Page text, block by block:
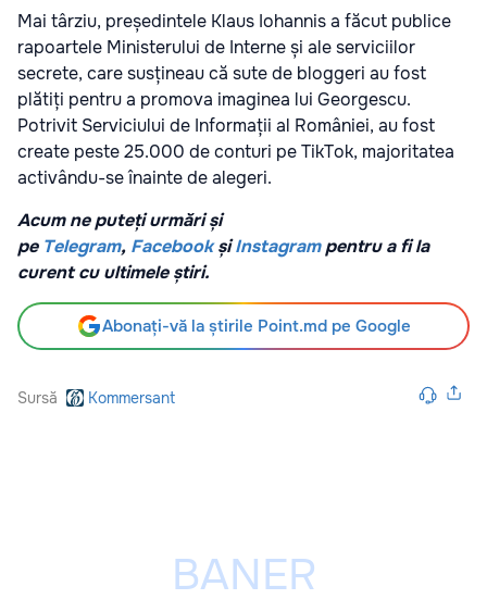
Mai târziu, președintele Klaus Iohannis a făcut publice
rapoartele Ministerului de Interne și ale serviciilor
secrete, care susțineau că sute de bloggeri au fost
plătiți pentru a promova imaginea lui Georgescu.
Potrivit Serviciului de Informații al României, au fost
create peste 25.000 de conturi pe TikTok, majoritatea
activându-se înainte de alegeri.
Acum ne puteți urmări și
pe Telegram, Facebook șiInstagrampentru a fi la
curent cu ultimele știri.
Abonați-vă la știrile Point.md pe Google
Sursă Kommersant